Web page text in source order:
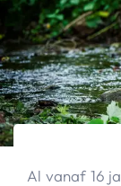
Al vanaf 16